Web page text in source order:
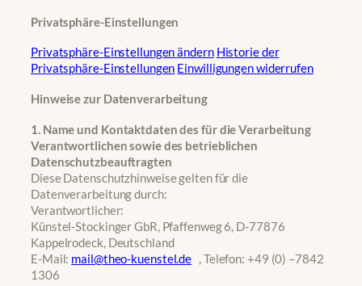
Privatsphäre-Einstellungen
Privatsphäre-Einstellungen ändern Historie der
Privatsphäre-Einstellungen Einwilligungen widerrufen
Hinweise zur Datenverarbeitung
1. Name und Kontaktdaten des für die Verarbeitung
Verantwortlichen sowie des betrieblichen
Datenschutzbeauftragten
Diese Datenschutzhinweise gelten für die
Datenverarbeitung durch:
Verantwortlicher:
Künstel-Stockinger GbR, Pfaffenweg 6, D-77876
Kappelrodeck, Deutschland
E-Mail: mail@theo-kuenstel.de , Telefon: +49 (0) –7842
1306